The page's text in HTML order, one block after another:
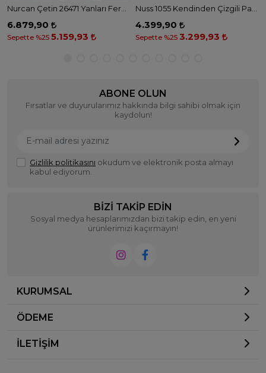
6.879,90
Sepette %25 5.159,93
4.399,90
Sepette %25 3.299,93
ABONE OLUN
Fırsatlar ve duyurularımız hakkında bilgi sahibi olmak için
kaydolun!
Gizlilik politikasını okudum ve elektronik posta almayı
kabul ediyorum.
BIZI TAKIP EDIN
Sosyal medya hesaplarımızdan bizi takip edin, en yeni
ürünlerimizi kaçırmayın!
KURUMSAL
ÖDEME
İLETİŞİM